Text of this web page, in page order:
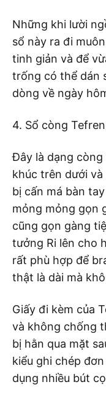
Những khi lười
sổ này ra đi
tinh giản và để
trống có thể dán
dòng về ngày
4. Sổ còng
Đây là dạng còng
khúc trên dưới
bị cấn má bàn
mỏng mỏng gọn
cũng gọn gàng
tưởng Ri lên cho
rất phù hợp để
thật là dài mà
Giấy đi kèm của
và không chống
bị hằn qua mặt
kiểu ghi chép
dụng nhiều bút